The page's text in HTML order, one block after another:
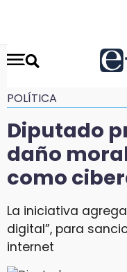
POLÍTICA
Diputado
daño
como
La iniciativa
digital”, para
internet